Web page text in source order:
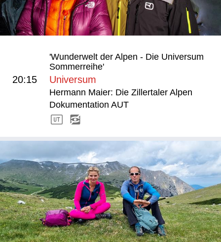
'Wunderwelt der Alpen - Die Universum
Sommerreihe'
20:15 Universum
Hermann Maier: Die Zillertaler Alpen
Dokumentation AUT